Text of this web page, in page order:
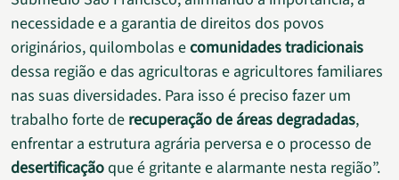
necessidade e a garantia de direitos dos povos
originários, quilombolas ecomunidades tradicionais
dessa região e das agricultoras e agricultores familiares
nas suas diversidades. Para isso é preciso fazer um
trabalho forte de recuperação de áreas degradadas,
enfrentar a estrutura agrária perversa e o processo de
desertificaçãoque é gritante e alarmante nesta região”.